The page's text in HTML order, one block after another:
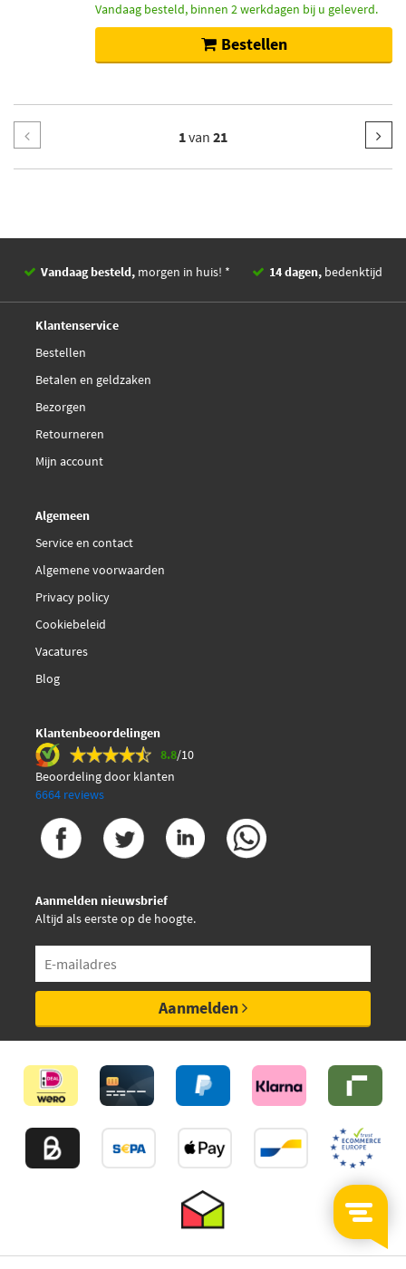
Vandaag besteld, binnen 2 werkdagen bij u geleverd.
Bestellen
1van 21
Vandaag besteld, morgen in huis! * 14 dagen, bedenktijd
Klantenservice
Bestellen
Betalen en geldzaken
Bezorgen
Retourneren
Mijn account
Algemeen
Service en contact
Algemene voorwaarden
Privacy policy
Cookiebeleid
Vacatures
Blog
Klantenbeoordelingen
8.8/10
Beoordeling door klanten
6664 reviews
Aanmelden nieuwsbrief
Altijd als eerste op de hoogte.
Aanmelden